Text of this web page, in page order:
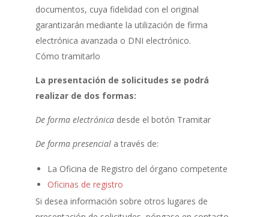
documentos, cuya fidelidad con el original
garantizarán mediante la utilización de firma
electrónica avanzada o DNI electrónico.
Cómo tramitarlo
La presentación de solicitudes se podrá
realizar de dos formas:
De forma electrónicadesde el botón Tramitar
De forma presenciala través de:
La Oficina de Registro del órgano competente
Oficinas de registro
Si desea información sobre otros lugares de